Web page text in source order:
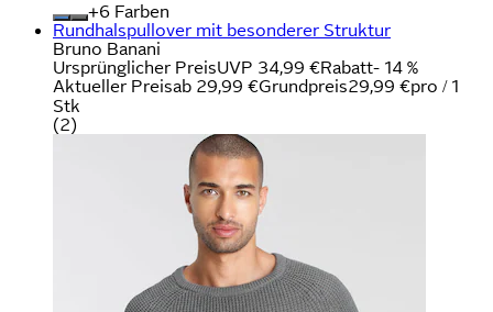
+
Farben
Rundhalspullover mit besonderer Struktur
Bruno Banani
Ursprünglicher PreisUVP 34,99 €Rabatt- 14 %
Aktueller Preisab 29,99 €Grundpreis29,99 €pro / 1
Stk
(2)